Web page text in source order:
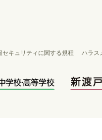
セキュリティに関する規程 ハラス